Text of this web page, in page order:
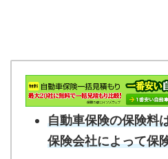
自動車保険の保険料
保険会社によって保